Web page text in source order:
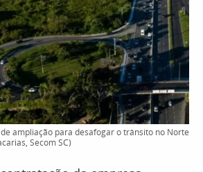
ampliação para desafogar o trânsito no Norte
Secom SC)